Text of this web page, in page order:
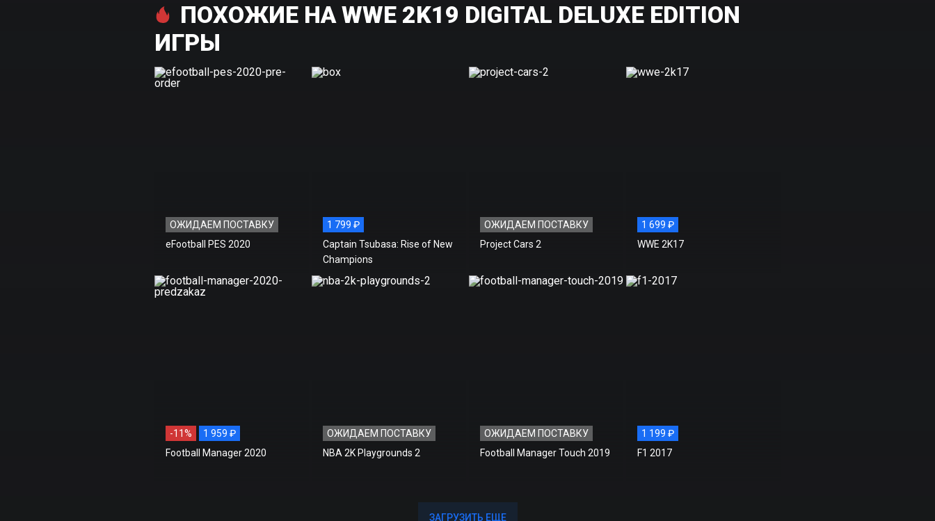
ПОХОЖИЕ НА WWE 2K19 DIGITAL DELUXE EDITION
ИГРЫ
ОЖИДАЕМ ПОСТАВКУ
eFootball PES 2020
1 799 ₽
Captain Tsubasa: Rise of New
Champions
ОЖИДАЕМ ПОСТАВКУ
Project Cars 2
1 699 ₽
WWE 2K17
-11%
1 959 ₽
Football Manager 2020
ОЖИДАЕМ ПОСТАВКУ
NBA 2K Playgrounds 2
ОЖИДАЕМ ПОСТАВКУ
Football Manager Touch 2019
1 199 ₽
F1 2017
ЗАГРУЗИТЬ ЕЩЕ
ЗАГРУЗИТЬ ЕЩЕ